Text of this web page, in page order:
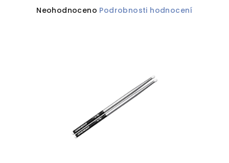
Průměrné
Neohodnoceno Podrobnosti hodnocení